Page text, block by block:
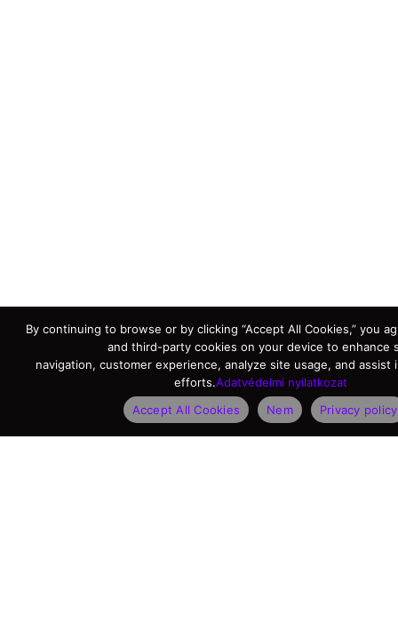
By continuing to browse or by clicking “Accept All Cookies,” you
and third-party cookies on your device to enhance
navigation, customer experience, analyze site usage, and assist
efforts.Adatvédelmi nyilatkozat
Accept All Cookies
Nem Privacy policy